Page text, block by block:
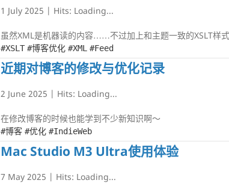
1 July 2025 | Hits: Loading...
虽然XML是机器读的内容……不过加上和主题一致的XSLT样
#XSLT #博客优化 #XML #Feed
近期对博客的修改与优化记录
2 June 2025 | Hits: Loading...
在修改博客的时候也能学到不少新知识啊～
#博客 #优化 #IndieWeb
Mac Studio M3 Ultra使用体验
7 May 2025 | Hits: Loading...